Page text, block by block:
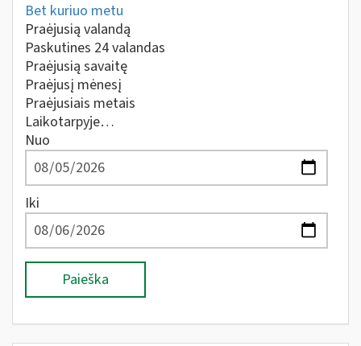
Bet kuriuo metu
Praėjusią valandą
Paskutines 24 valandas
Praėjusią savaitę
Praėjusį mėnesį
Praėjusiais metais
Laikotarpyje…
Nuo
Iki
Paieška